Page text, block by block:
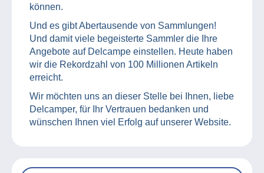
können.
Und es gibt Abertausende von Sammlungen!
Und damit viele begeisterte Sammler die Ihre
Angebote auf Delcampe einstellen. Heute haben
wir die Rekordzahl von 100 Millionen Artikeln
erreicht.
Wir möchten uns an dieser Stelle bei Ihnen, liebe
Delcamper, für Ihr Vertrauen bedanken und
wünschen Ihnen viel Erfolg auf unserer Website.